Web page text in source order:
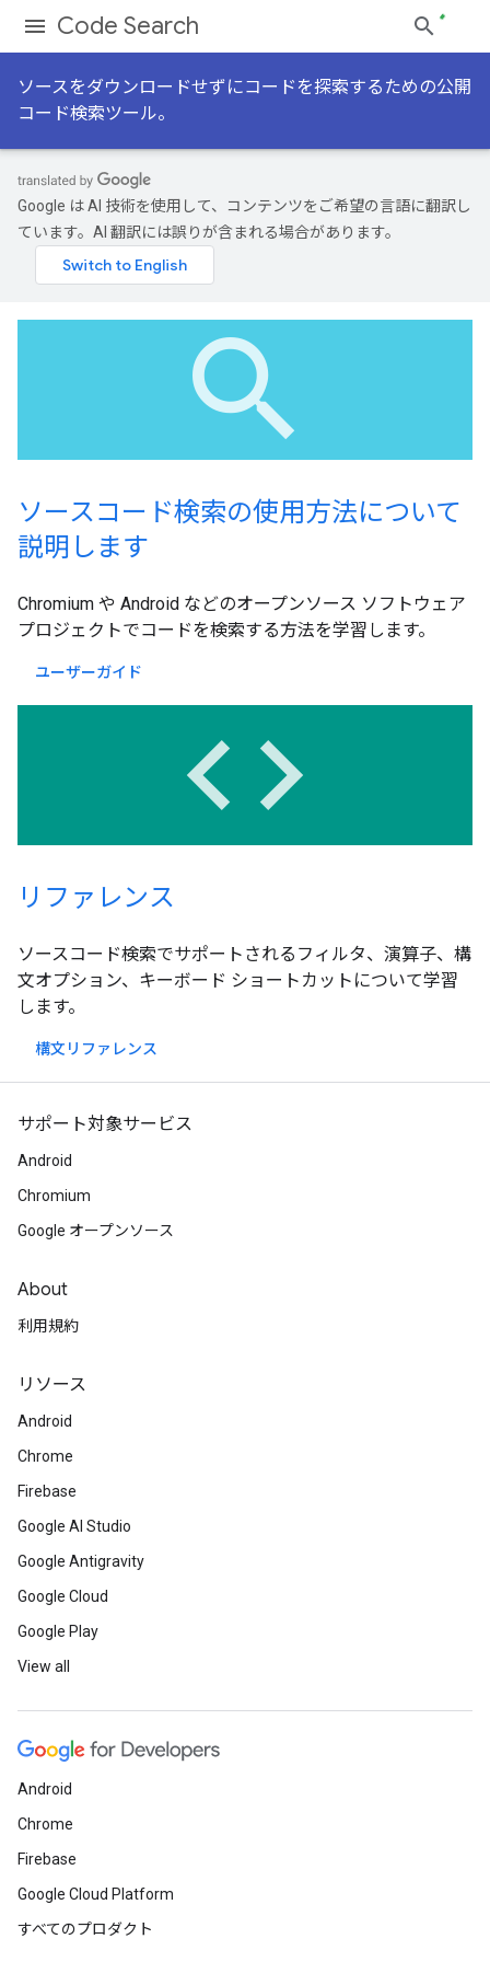
Code Search
ソースをダウンロードせずにコードを探索するための公開
コード検索ツール。
Google は AI 技術を使用して、コンテンツをご希望の言語に翻訳し
ています。AI 翻訳には誤りが含まれる場合があります。
search
ソースコード検索の使用方法について
説明します
Chromium や Android などのオープンソース ソフトウェア
プロジェクトでコードを検索する方法を学習します。
ユーザーガイド
code
リファレンス
ソースコード検索でサポートされるフィルタ、演算子、構
文オプション、キーボード ショートカットについて学習
します。
構文リファレンス
サポート対象サービス
Android
Chromium
Google オープンソース
About
利用規約
リソース
Android
Chrome
Firebase
Google AI Studio
Google Antigravity
Google Cloud
Google Play
View all
Android
Chrome
Firebase
Google Cloud Platform
すべてのプロダクト